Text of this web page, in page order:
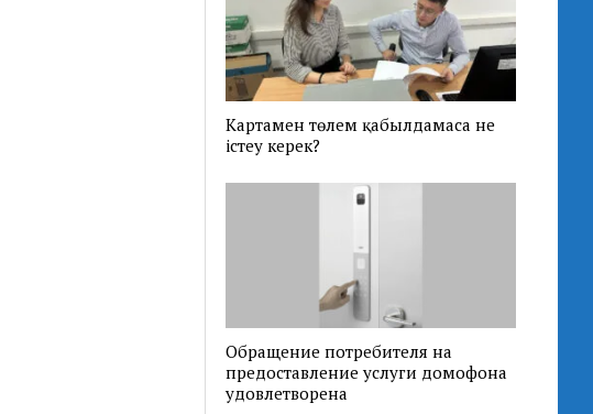
Картамен төлем қабылдамаса не
істеу керек?
Обращение потребителя на
предоставление услуги домофона
удовлетворена